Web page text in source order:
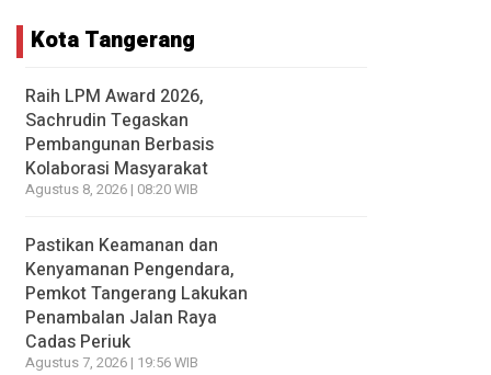
Kota Tangerang
Raih LPM Award 2026,
Sachrudin Tegaskan
Pembangunan Berbasis
Kolaborasi Masyarakat
Agustus 8, 2026 | 08:20 WIB
Pastikan Keamanan dan
Kenyamanan Pengendara,
Pemkot Tangerang Lakukan
Penambalan Jalan Raya
Cadas Periuk
Agustus 7, 2026 | 19:56 WIB